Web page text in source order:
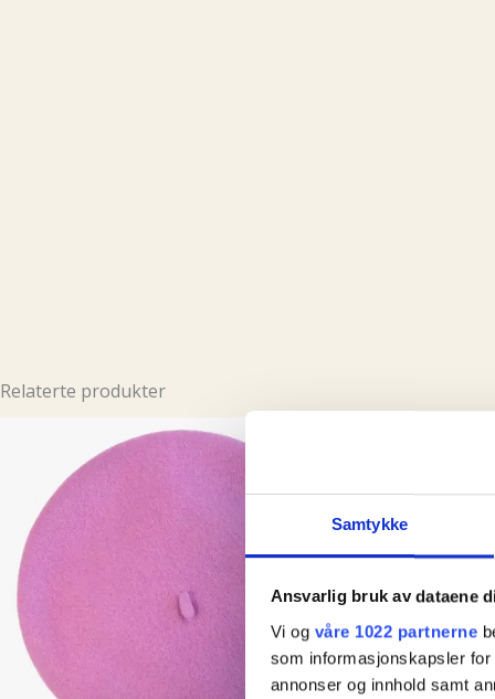
Samtykke
Ansvarlig bruk av dataene
Vi og våre 1022 partnerne
som informasjonskapsler
annonser og innhold samt
Relaterte produkter